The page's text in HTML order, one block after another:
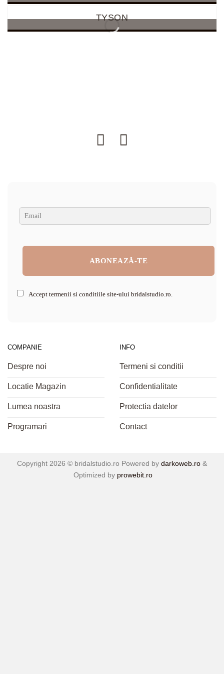
TYSON
Accept termenii si conditiile site-ului bridalstudio.ro.
COMPANIE
Despre noi
Locatie Magazin
Lumea noastra
Programari
INFO
Termeni si conditii
Confidentialitate
Protectia datelor
Contact
Copyright 2026 © bridalstudio.ro Powered by darkoweb.ro &
Optimized by prowebit.ro